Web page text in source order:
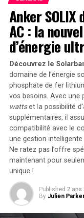
Ces nouveaux
fonctionnalité SOS
alertes en cas de
inondations, tout en
malveillants et les
Une autre
qui permettra de
importantes à
lieux. Cette
détails oubliés.
Intégration de l’IA
Les documents
l’utilisation de l’IA
Search, bien qu’il ne
exclusif au Pixel 9
Anker SOLIX
AC : la
d’énergie
Découvrez le
domaine de l’énergie
phosphate de fer
vos besoins. Avec une
wattset la possibilité
supplémentaires, il
compatibilité avec le
une gestion
Ne ratez pas l’offre
maintenant pour
unique !
Published 2 ans
By Julien